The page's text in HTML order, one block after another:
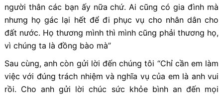
người thân các bạn ấy nữa chứ. Ai cũng có gia đình mà
nhưng họ gác lại hết để đi phục vụ cho nhân dân cho
đất nước. Họ thương mình thì mình cũng phải thương họ,
vì chúng ta là đồng bào mà”
Sau cùng, anh còn gửi lời đến chúng tôi “Chỉ cần em làm
việc với đúng trách nhiệm và nghĩa vụ của em là anh vui
rồi. Cho anh gửi lời chúc sức khỏe bình an đến mọi